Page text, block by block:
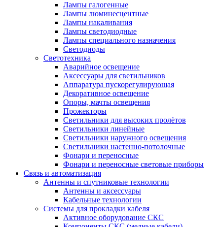
Лампы галогенные
Лампы люминесцентные
Лампы накаливания
Лампы светодиодные
Лампы специального назначения
Светодиоды
Светотехника
Аварийное освещение
Аксессуары для светильников
Аппаратура пускорегулирующая
Декоративное освещение
Опоры, мачты освещения
Прожекторы
Светильники для высоких пролётов
Светильники линейные
Светильники наружного освещения
Светильники настенно-потолочные
Фонари и переносные
Фонари и переносные световые приборы
Связь и автоматизация
Антенны и спутниковые технологии
Антенны и аксессуары
Кабельные технологии
Системы для прокладки кабеля
Активное оборудование СКС